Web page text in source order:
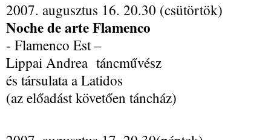
2007. augusztus 16. 20.30 (csütörtök)
Noche de arte Flamenco
- Flamenco Est –
Lippai Andrea táncművész
és társulata a Latidos
(az előadást követően táncház)